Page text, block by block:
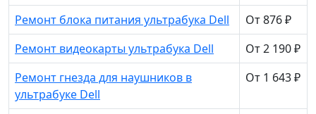
Ремонт блока питания ультрабука Dell
От 876 ₽
Ремонт видеокарты ультрабука Dell
От 2 190 ₽
Ремонт гнезда для наушников в
ультрабуке Dell
От 1 643 ₽